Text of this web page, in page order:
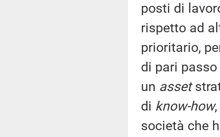
posti di
rispetto ad
prioritario,
di pari
un asset
di know-how
società che